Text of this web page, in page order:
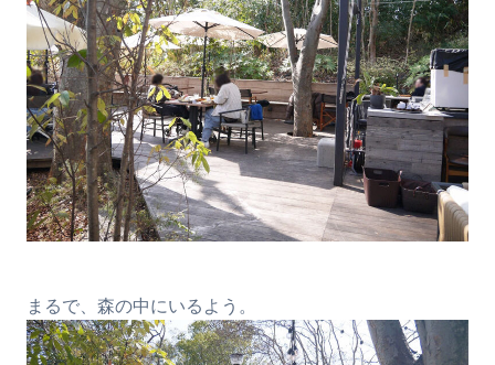
まるで、森の中にいるよう。